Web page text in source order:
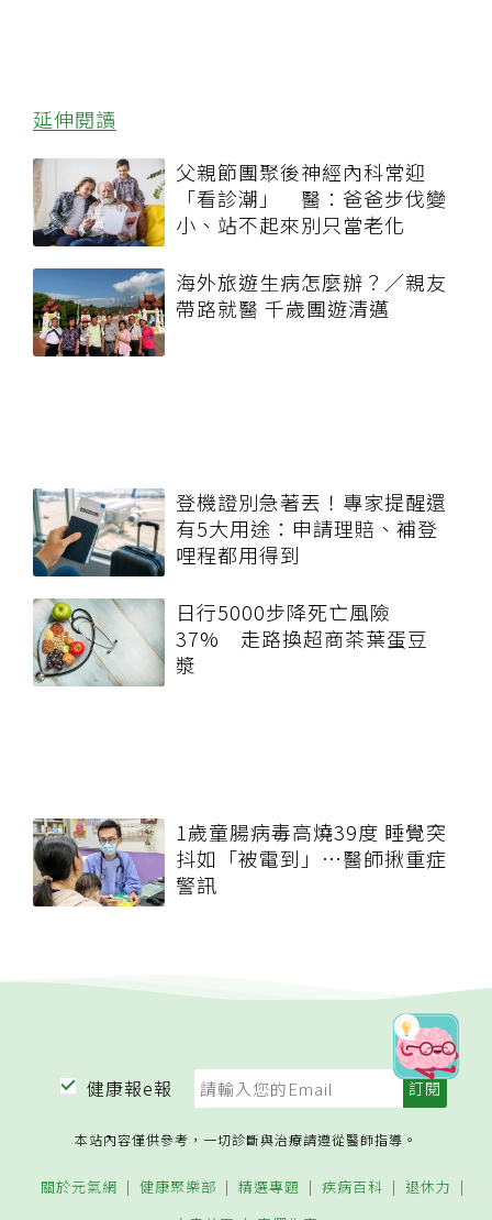
延伸閱讀
父親節團聚後神經內科常迎
「看診潮」 醫：爸爸步伐變
小、站不起來別只當老化
海外旅遊生病怎麼辦？／親友
帶路就醫 千歲團遊清邁
登機證別急著丟！專家提醒還
有5大用途：申請理賠、補登
哩程都用得到
日行5000步降死亡風險
37% 走路換超商茶葉蛋豆
漿
1歲童腸病毒高燒39度 睡覺突
抖如「被電到」…醫師揪重症
警訊
健康報e報
本站內容僅供參考，一切診斷與治療請遵從醫師指導。
關於元氣網 健康聚樂部 精選專題 疾病百科
退休力